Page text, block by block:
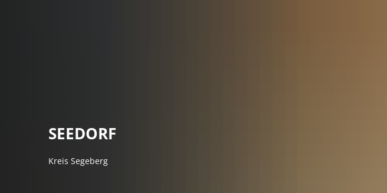
SEEDORF
Kreis Segeberg